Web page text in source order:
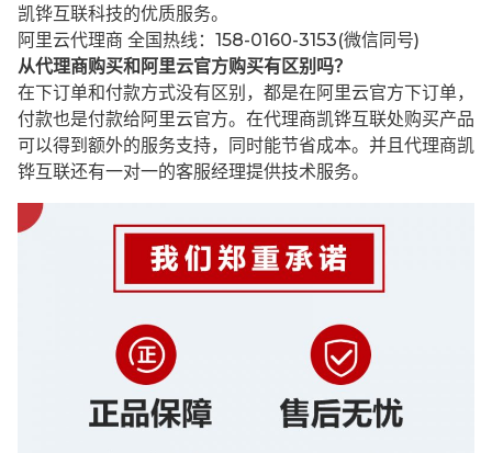
凯铧互联科技的优质服务。
阿里云代理商 全国热线：158-0160-3153(微信同号)
从代理商购买和阿里云官方购买有区别吗？
在下订单和付款方式没有区别，都是在阿里云官方下订单，
付款也是付款给阿里云官方。在代理商凯铧互联处购买产品
可以得到额外的服务支持，同时能节省成本。并且代理商凯
铧互联还有一对一的客服经理提供技术服务。